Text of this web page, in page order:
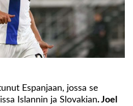
Espanjaan, jossa se
Islannin ja Slovakian. Joel